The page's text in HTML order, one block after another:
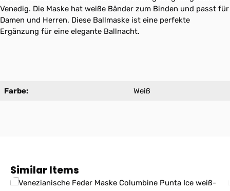
Venedig. Die Maske hat weiße Bänder zum Binden und passt für
Damen und Herren. Diese Ballmaske ist eine perfekte
Ergänzung für eine elegante Ballnacht.
Farbe: Weiß
Produktgalerie überspringen
Similar Items